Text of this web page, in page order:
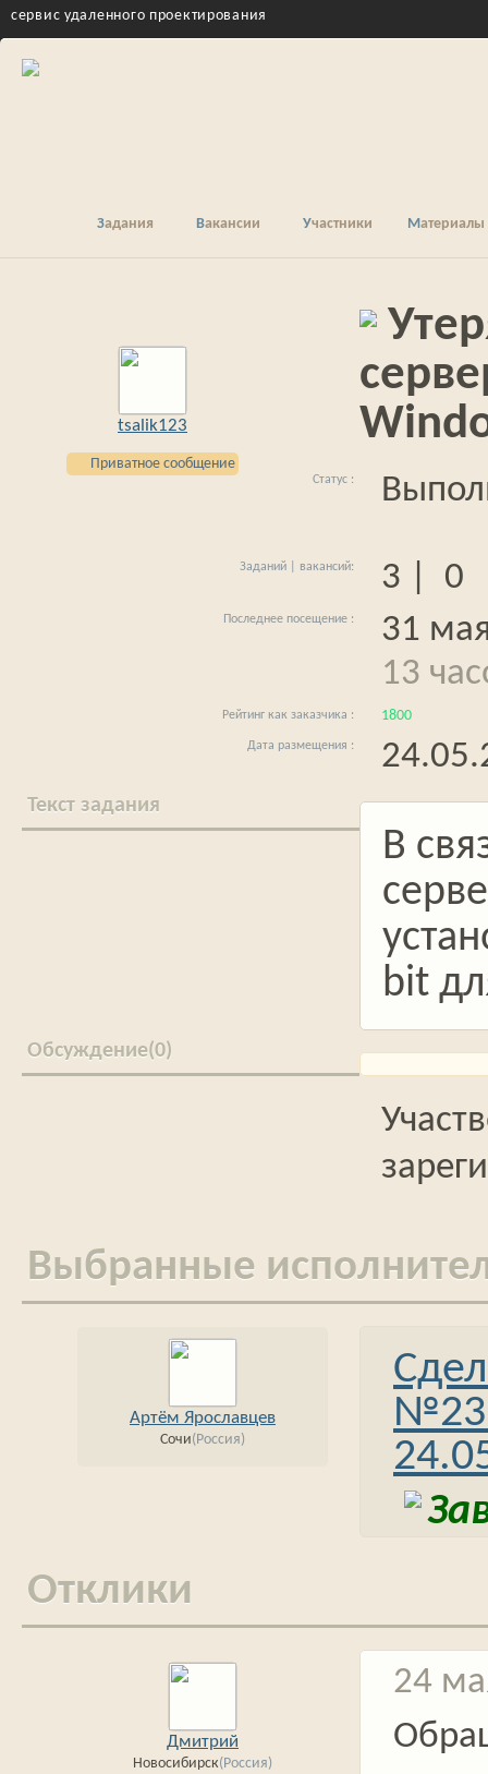
Задания Вакансии Участники Материалы
tsalik123
Приватное сообщение
3 | 0
31
13
1800
Текст задания
В
bit
0
Выбранные
Артём Ярославцев
Сочи(Россия)
Отклики
Дмитрий
Новосибирск(Россия)
24
cервис удаленного проектирования